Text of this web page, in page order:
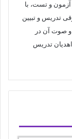
و تست، با
تدریس و تبیین
صوت آن در
تدریس